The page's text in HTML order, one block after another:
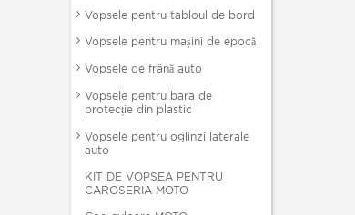
Vopsele pentru tabloul de bord
Vopsele pentru mașini de epocă
Vopsele de frână auto
Vopsele pentru bara de
protecție din plastic
Vopsele pentru oglinzi laterale
auto
KIT DE VOPSEA PENTRU
CAROSERIA MOTO